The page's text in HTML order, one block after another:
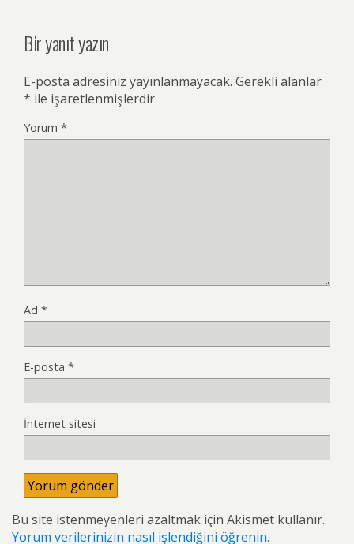
Bir yanıt yazın
E-posta adresiniz yayınlanmayacak. Gerekli alanlar
* ile işaretlenmişlerdir
Yorum *
Ad *
E-posta *
İnternet sitesi
Bu site istenmeyenleri azaltmak için Akismet kullanır.
Yorum verilerinizin nasıl işlendiğini öğrenin.